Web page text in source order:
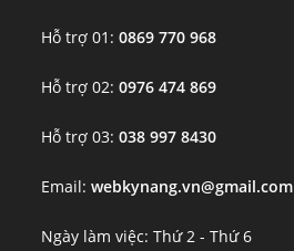
Hỗ trợ 01:0869 770 968
Hỗ trợ 02:0976 474 869
Hỗ trợ 03:038 997 8430
Email:webkynang.vn@gmail.com
Ngày làm việc: Thứ 2 - Thứ 6